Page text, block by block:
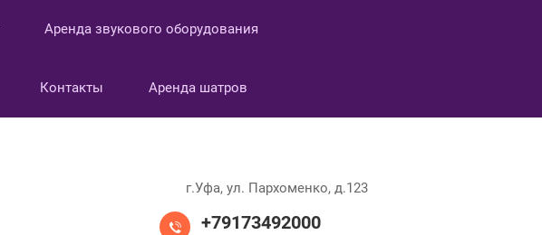
Аренда звукового оборудования
Контакты Аренда шатров
г.Уфа, ул. Пархоменко, д.123
+79173492000